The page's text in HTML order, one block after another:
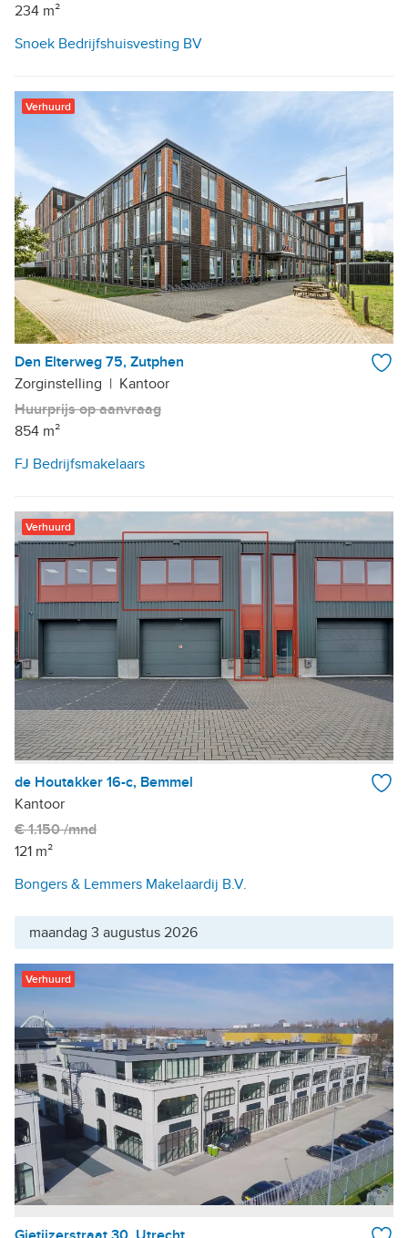
234 m²
Snoek Bedrijfshuisvesting BV
Verhuurd
Den Elterweg 75, Zutphen
Zorginstelling | Kantoor
Huurprijs op aanvraag
854 m²
FJ Bedrijfsmakelaars
Verhuurd
de Houtakker 16-c, Bemmel
Kantoor
€ 1.150 /mnd
121 m²
Bongers & Lemmers Makelaardij B.V.
maandag 3 augustus 2026
Verhuurd